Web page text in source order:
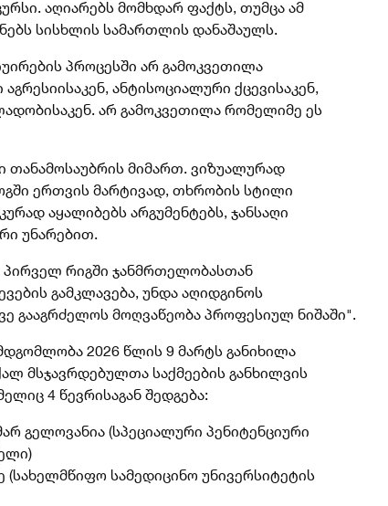
აღიარებს მომხდარ ფაქტს, თუმცა ამ
სისხლის სამართლის დანაშაულს.
პროცესში არ გამოკვეთილა
ანტისოციალური ქცევისაკენ,
არ გამოკვეთილა რომელიმე ეს
თანამოსაუბრის მიმართ. ვიზუალურად
ერთვის მარტივად, თხრობის სტილი
აყალიბებს არგუმენტებს, ჯანსაღი
უნარებით.
პირველ რიგში ჯანმრთელობასთან
გამკლავება, უნდა აღიდგინოს
გააგრძელოს მოღვაწეობა პროფესიულ ნიშაში".
2026 წლის 9 მარტს განიხილა
მსჯავრდებულთა საქმეების განხილვის
4 წევრისაგან შედგება:
გელოვანია(სპეციალური პენიტენციური
(სახელმწიფო სამედიცინო უნივერსიტეტის